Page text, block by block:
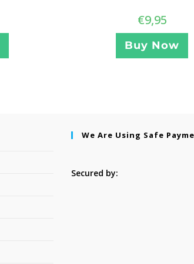
€9,95
Buy Now
We Are Using Safe
Secured by: